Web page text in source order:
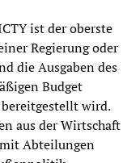
ist der oberste
Regierung oder
die Ausgaben des
Budget
wird.
aus der Wirtschaft
Abteilungen